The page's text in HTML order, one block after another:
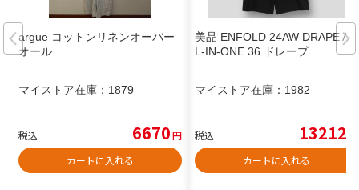
argue コットンリネンオーバー
オール
マイストア在庫： 1879
税込 6670円
カートに入れる
美品 ENFOLD 24AW DRAPE AL
L-IN-ONE 36 ドレープ
マイストア在庫： 1982
税込 13212
カートに入れる